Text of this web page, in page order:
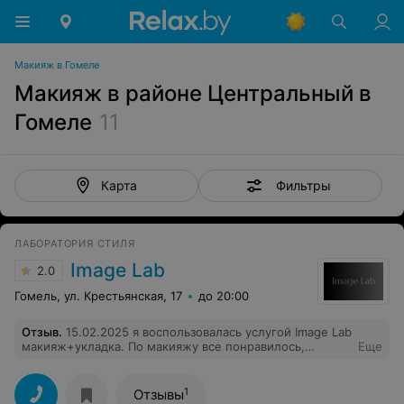
Макияж в Гомеле
Макияж в районе Центральный в
Гомеле 11
Карта Фильтры
ЛАБОРАТОРИЯ СТИЛЯ
2.0 Image Lab
Гомель, ул. Крестьянская, 17 до 20:00
Отзыв. 15.02.2025 я воспользовалась услугой Image Lab
макияж+укладка. По макияжу все понравилось,
косметика высокого качества. Укладка подразумевала:
легкой волны локон без сильной фиксации и ярко
Еще
Отзывы1